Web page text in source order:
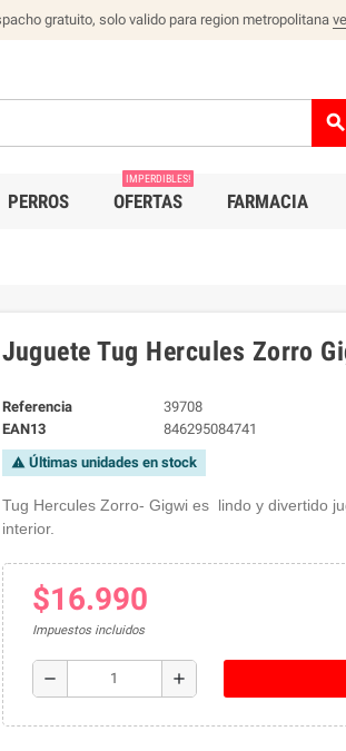
gratuito, solo valido para region metropolitana
search
PERROS OFERTAS
IMPERDIBLES!
FARMACIA
Juguete Tug Hercules Zorro
Referencia
39708
EAN13
846295084741
warning Últimas unidades en stock
Tug Hercules Zorro- Gigwi es lindo y divertido
interior.
$16.990
Impuestos incluidos
remove add